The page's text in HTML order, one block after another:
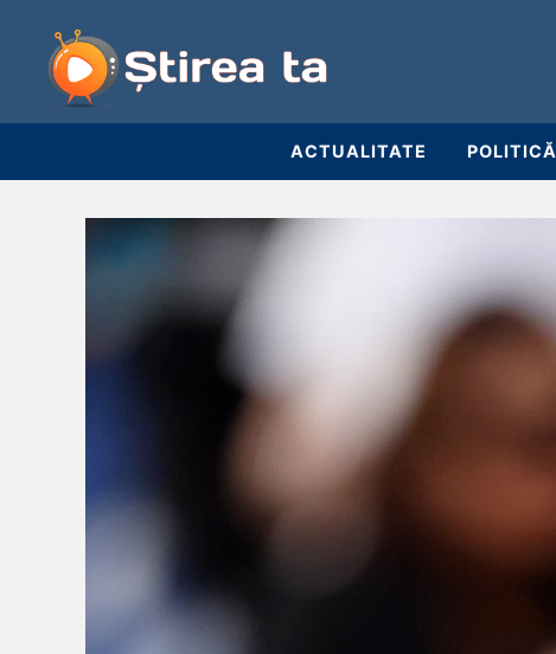
ACTUALITATE POLITICĂ